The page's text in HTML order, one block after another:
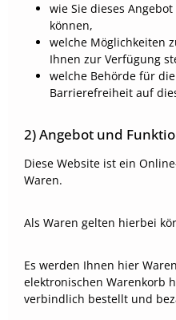
wie Sie dieses
können,
welche Möglichkeiten
Ihnen zur Verfügung
welche Behörde für
Barrierefreiheit auf
2) Angebot und
Diese Website ist ein
Waren.
Als Waren gelten hierbei
Es werden Ihnen hier
elektronischen Warenkorb
verbindlich bestellt und